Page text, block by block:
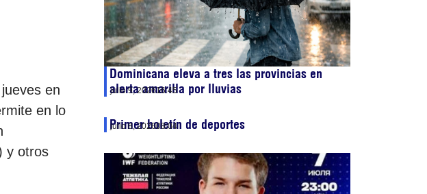
en
en lo
y otros
Dominicana eleva a tres las provincias en
alerta amarilla por lluvias
julio 9, 202616:45
Primer boletín de deportes
julio 8, 202608:04